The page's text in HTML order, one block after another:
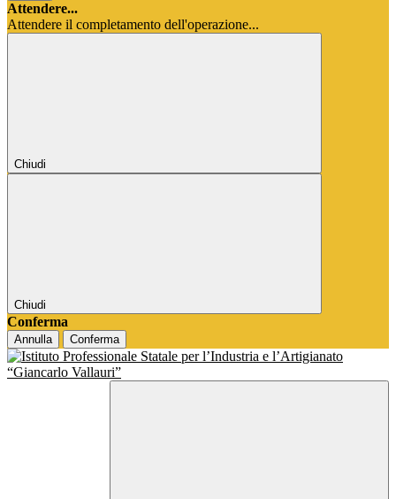
Attendere...
Attendere il completamento dell'operazione...
Chiudi
Chiudi
Conferma
Annulla Conferma